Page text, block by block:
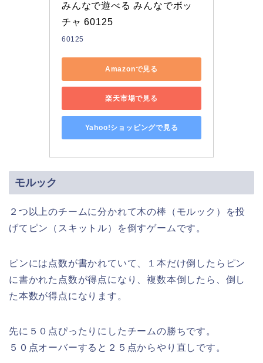
みんなで遊べる みんなでボッ
チャ 60125
60125
Amazonで見る
楽天市場で見る
Yahoo!ショッピングで見る
モルック
２つ以上のチームに分かれて木の棒（モルック）を投
げてピン（スキットル）を倒すゲームです。
ピンには点数が書かれていて、１本だけ倒したらピン
に書かれた点数が得点になり、複数本倒したら、倒し
た本数が得点になります。
先に５０点ぴったりにしたチームの勝ちです。
５０点オーバーすると２５点からやり直しです。